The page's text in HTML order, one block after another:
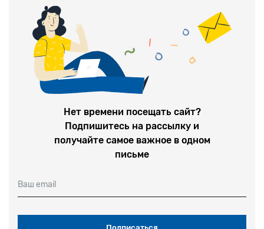
Нет времени посещать сайт?
Подпишитесь на рассылку и
получайте самое важное в одном
письме
Ваш email